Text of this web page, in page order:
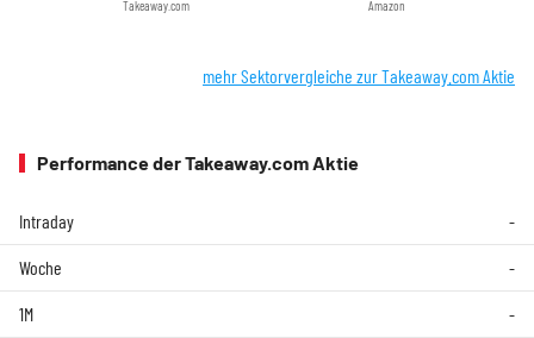
Takeaway.com Amazon
mehr Sektorvergleiche zur Takeaway.com Aktie
Performance der Takeaway.com Aktie
Intraday -
Woche -
1M -